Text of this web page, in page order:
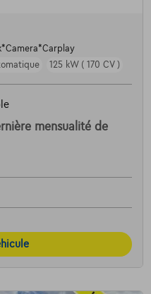
125 kW ( 170 CV )
mensualité de